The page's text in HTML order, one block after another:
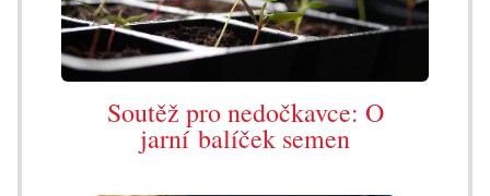
Soutěž pro nedočkavce: O
jarní balíček semen